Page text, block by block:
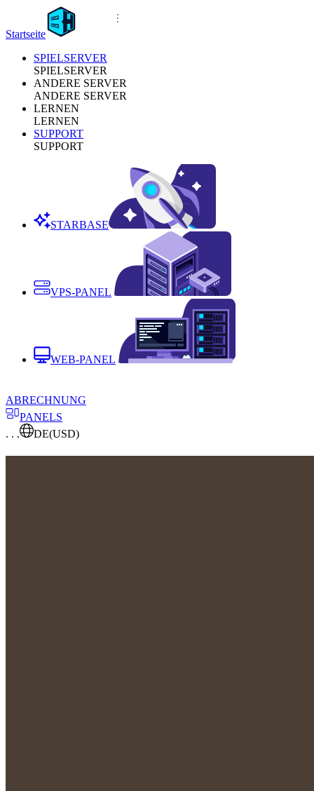
Startseite
SPIELSERVER
SPIELSERVER
ANDERE SERVER
ANDERE SERVER
LERNEN
LERNEN
SUPPORT
SUPPORT
STARBASE
VPS-PANEL
WEB-PANEL
ABRECHNUNG
PANELS
. . .
DE(USD)